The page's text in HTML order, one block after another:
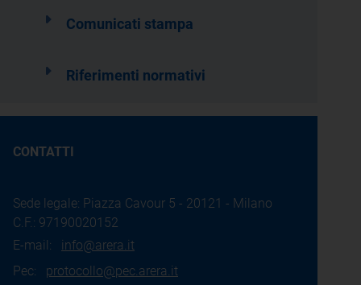
Comunicati stampa
Riferimenti normativi
CONTATTI
Sede legale: Piazza Cavour 5 - 20121 - Milano
C.F.: 97190020152
E-mail: info@arera.it
Pec: protocollo@pec.arera.it